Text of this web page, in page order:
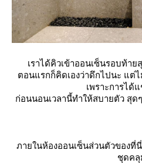
เราได้คิวเข้าออนเซ็นรอบท้าย
ตอนแรกก็คิดเองว่าดึกไปนะ แต่
เพราะการได้
ก่อนนอนเวลานี้ทำให้สบายตัว สุ
ภายในห้องออนเซ็นส่วนตัวของที่
ชุดคลุ